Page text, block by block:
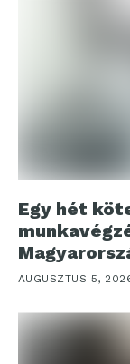
Egy hét
AUGUSZTUS 5,